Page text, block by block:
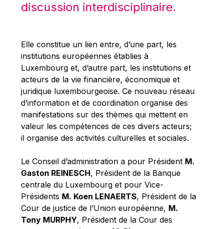
Martine Reicherts
Michael Sohlman
Michel Goedert
Mireille Delmas-Marty
Nobuo Tanaka
Otmar Issing
Paolo Mengozzi
Paschal Donohoe
Pat Cox
Patrizia Nanz
Philippe Maystadt
Pierre Gramegna
Richard Pelly
discussion interdisciplinaire.
Elle constitue un lien entre, d’une part, les
institutions européennes établies à
Luxembourg et, d’autre part, les institutions et
acteurs de la vie financière, économique et
juridique luxembourgeoise. Ce nouveau réseau
d’information et de coordination organise des
manifestations sur des thèmes qui mettent en
valeur les compétences de ces divers acteurs;
il organise des activités culturelles et sociales.
Le Conseil d’administration a pour Président M.
Gaston REINESCH, Président de la Banque
centrale du Luxembourg et pour Vice-
Présidents M. Koen LENAERTS, Président de la
Cour de justice de l’Union européenne, M.
Tony MURPHY, Président de la Cour des